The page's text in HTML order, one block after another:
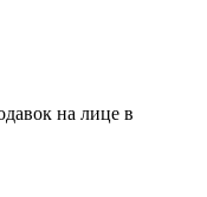
на лице в